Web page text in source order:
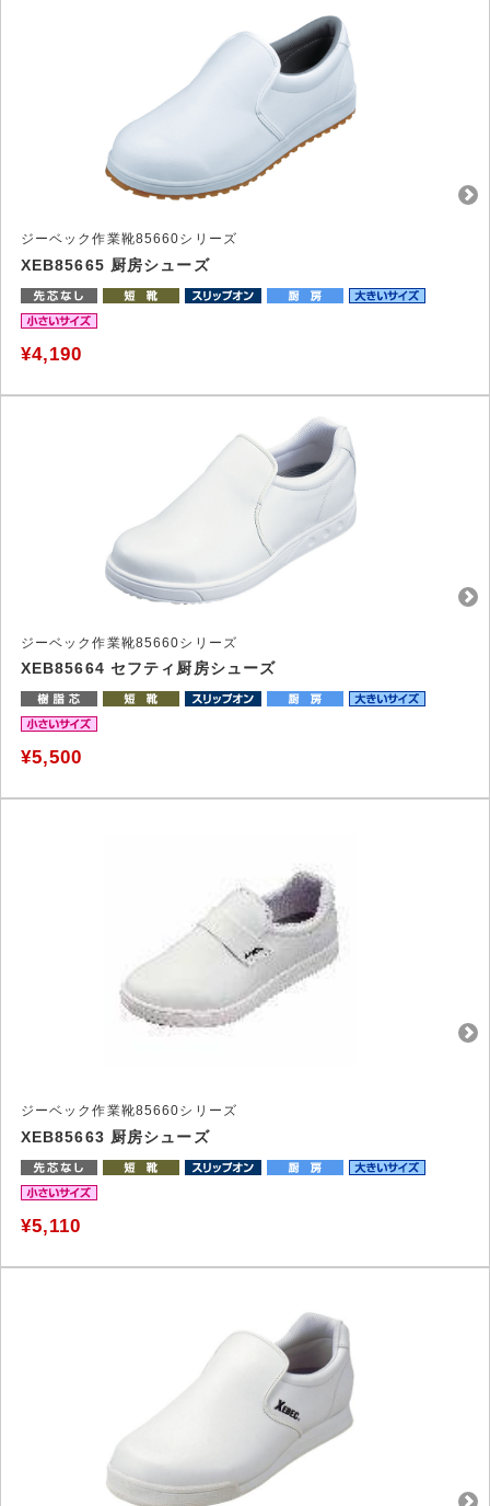
ジーベック作業靴85660シリーズ
XEB85665 厨房シューズ
¥4,190
ジーベック作業靴85660シリーズ
XEB85664 セフティ厨房シューズ
¥5,500
ジーベック作業靴85660シリーズ
XEB85663 厨房シューズ
¥5,110